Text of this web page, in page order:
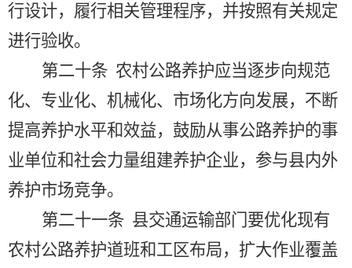
行设计，履行相关管理程序，并按照有关规定
进行验收。
第二十条 农村公路养护应当逐步向规范
化、专业化、机械化、市场化方向发展，不断
提高养护水平和效益，鼓励从事公路养护的事
业单位和社会力量组建养护企业，参与县内外
养护市场竞争。
第二十一条 县交通运输部门要优化现有
农村公路养护道班和工区布局，扩大作业覆盖